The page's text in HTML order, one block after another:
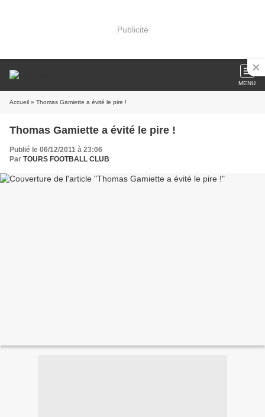
Publicité
MENU
Accueil » Thomas Gamiette a évité le pire !
Thomas Gamiette a évité le pire !
Publié le 06/12/2011 à 23:06
Par TOURS FOOTBALL CLUB